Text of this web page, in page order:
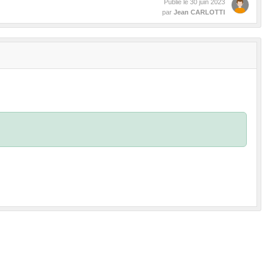
Publié le 30 juin 2023
par Jean CARLOTTI